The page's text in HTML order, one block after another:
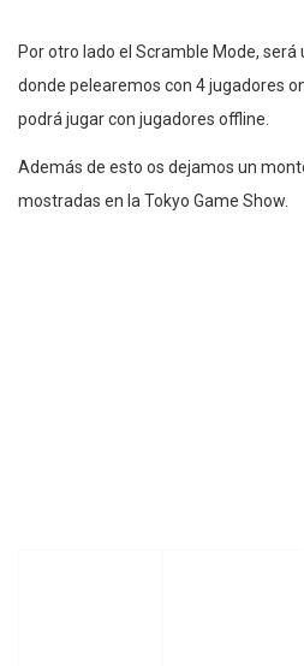
Por otro lado el Scramble Mode,
donde pelearemos con 4 jugadores
podrá jugar con jugadores offline.
Además de esto os dejamos un
mostradas en la Tokyo Game Show.